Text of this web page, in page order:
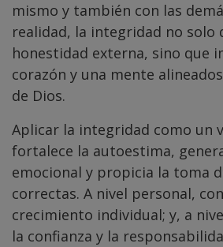
mismo y también con las
realidad, la integridad no solo
honestidad externa, sino que
corazón y una mente
de Dios.
Aplicar la integridad como un
fortalece la autoestima,
emocional y propicia la toma
correctas. A nivel personal,
crecimiento individual; y, a
la confianza y la